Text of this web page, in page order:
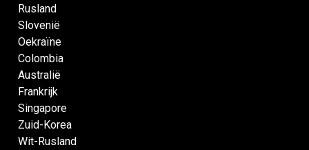
Rusland
Slovenië
Oekraïne
Colombia
Australië
Frankrijk
Singapore
Zuid-Korea
Wit-Rusland